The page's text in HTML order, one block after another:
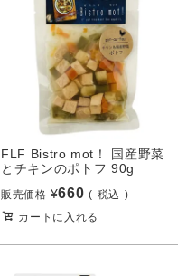
FLF Bistro mot！ 国産野菜
とチキンのポトフ 90g
販売価格 ¥660
税込
カートに入れる